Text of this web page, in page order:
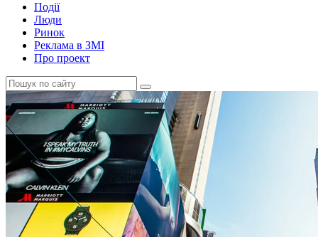
Події
Люди
Ринок
Реклама в ЗМІ
Про проект